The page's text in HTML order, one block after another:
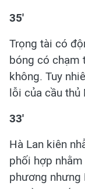
35'
Trọng tài có
bóng có chạm
không. Tuy
lỗi của cầu thủ
33'
Hà Lan kiên
phối hợp
phương